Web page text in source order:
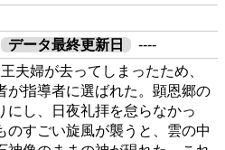
データ最終更新日
----
夫婦が去ってしまったため、
が指導者に選ばれた。顕恩郷の
にし、日夜礼拝を怠らなかっ
のすごい旋風が襲うと、雲の中